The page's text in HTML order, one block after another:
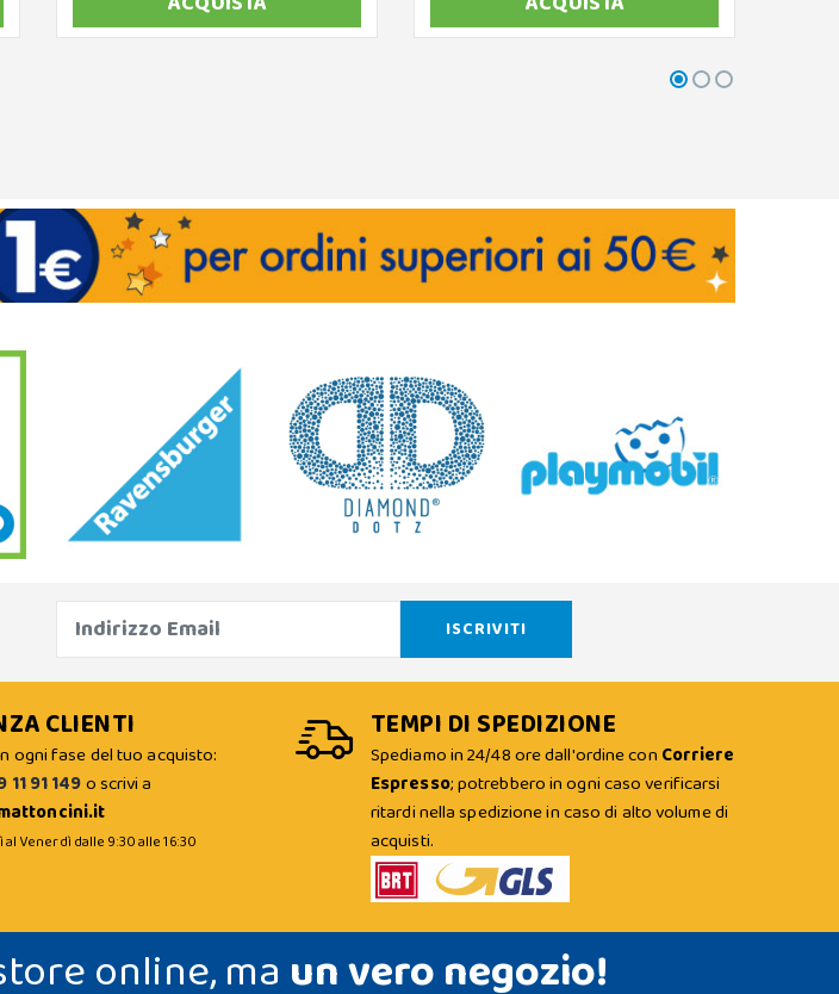
CLIENTI
ogni fase del tuo acquisto:
11 91 149o scrivi a
Venerdì dalle 9:30 alle 16:30
TEMPI DI SPEDIZIONE
Spediamo in 24/48 ore dall'ordine con Corriere
Espresso; potrebbero in ogni caso verificarsi
ritardi nella spedizione in caso di alto volume di
acquisti.
online, ma un vero negozio!